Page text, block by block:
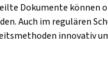
Dokumente können
Auch im regulären
innovativ